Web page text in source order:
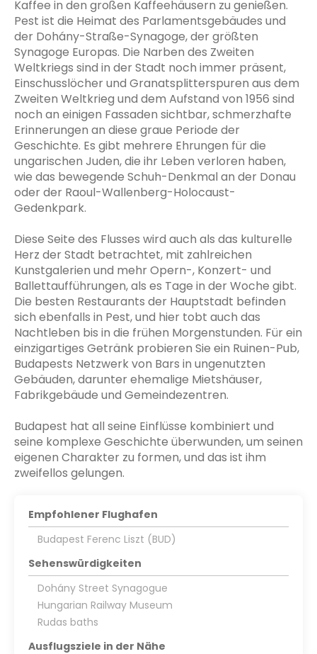
Kaffee in den großen Kaffeehäusern zu genießen.
Pest ist die Heimat des Parlamentsgebäudes und
der Dohány-Straße-Synagoge, der größten
Synagoge Europas. Die Narben des Zweiten
Weltkriegs sind in der Stadt noch immer präsent,
Einschusslöcher und Granatsplitterspuren aus dem
Zweiten Weltkrieg und dem Aufstand von 1956 sind
noch an einigen Fassaden sichtbar, schmerzhafte
Erinnerungen an diese graue Periode der
Geschichte. Es gibt mehrere Ehrungen für die
ungarischen Juden, die ihr Leben verloren haben,
wie das bewegende Schuh-Denkmal an der Donau
oder der Raoul-Wallenberg-Holocaust-
Gedenkpark.
Diese Seite des Flusses wird auch als das kulturelle
Herz der Stadt betrachtet, mit zahlreichen
Kunstgalerien und mehr Opern-, Konzert- und
Ballettaufführungen, als es Tage in der Woche gibt.
Die besten Restaurants der Hauptstadt befinden
sich ebenfalls in Pest, und hier tobt auch das
Nachtleben bis in die frühen Morgenstunden. Für ein
einzigartiges Getränk probieren Sie ein Ruinen-Pub,
Budapests Netzwerk von Bars in ungenutzten
Gebäuden, darunter ehemalige Mietshäuser,
Fabrikgebäude und Gemeindezentren.
Budapest hat all seine Einflüsse kombiniert und
seine komplexe Geschichte überwunden, um seinen
eigenen Charakter zu formen, und das ist ihm
zweifellos gelungen.
Empfohlener Flughafen
Budapest Ferenc Liszt (BUD)
Sehenswürdigkeiten
Dohány Street Synagogue
Hungarian Railway Museum
Rudas baths
Ausflugsziele in der Nähe